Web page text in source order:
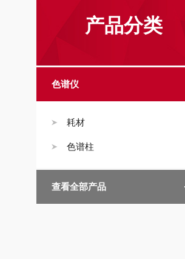
产品分类
色谱仪
耗材
色谱柱
查看全部产品